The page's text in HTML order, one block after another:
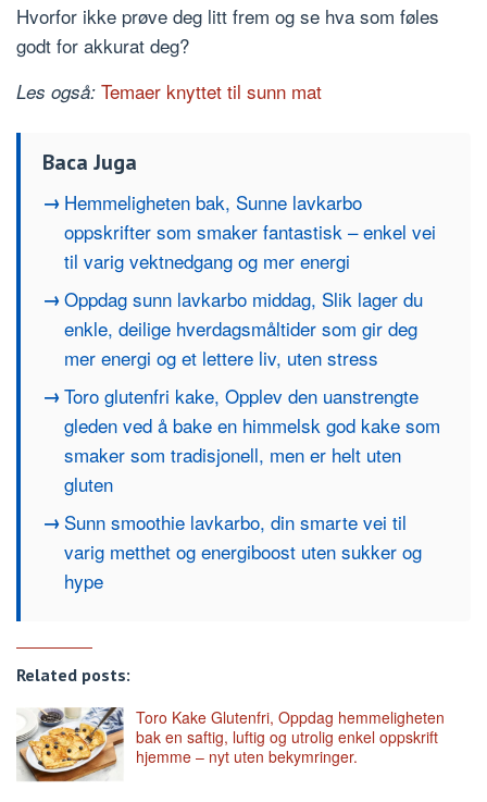
Hvorfor ikke prøve deg litt frem og se hva som føles
godt for akkurat deg?
Les også: Temaer knyttet til sunn mat
Baca Juga
Hemmeligheten bak, Sunne lavkarbo
oppskrifter som smaker fantastisk – enkel vei
til varig vektnedgang og mer energi
Oppdag sunn lavkarbo middag, Slik lager du
enkle, deilige hverdagsmåltider som gir deg
mer energi og et lettere liv, uten stress
Toro glutenfri kake, Opplev den uanstrengte
gleden ved å bake en himmelsk god kake som
smaker som tradisjonell, men er helt uten
gluten
Sunn smoothie lavkarbo, din smarte vei til
varig metthet og energiboost uten sukker og
hype
Related posts:
Toro Kake Glutenfri, Oppdag hemmeligheten
bak en saftig, luftig og utrolig enkel oppskrift
hjemme – nyt uten bekymringer.